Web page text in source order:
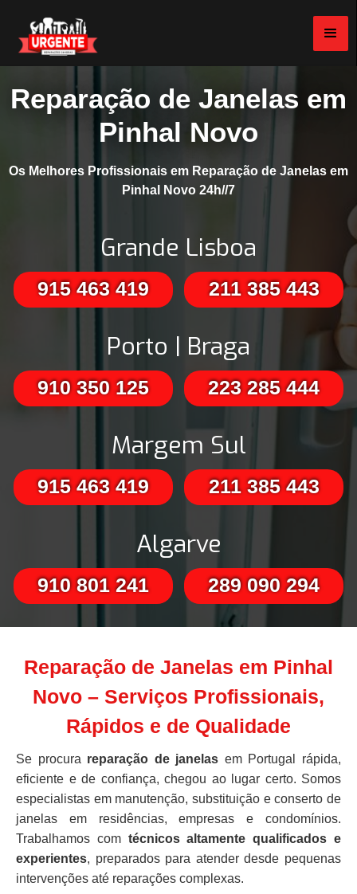
Reparação de Janelas em
Pinhal Novo
Os Melhores Profissionais em Reparação de Janelas em
Pinhal Novo 24h//7
Grande Lisboa
915 463 419 211 385 443
Porto | Braga
910 350 125 223 285 444
Margem Sul
915 463 419 211 385 443
Algarve
910 801 241 289 090 294
Reparação de Janelas em Pinhal
Novo – Serviços Profissionais,
Rápidos e de Qualidade
Se procura reparação de janelas em Portugal rápida,
eficiente e de confiança, chegou ao lugar certo. Somos
especialistas em manutenção, substituição e conserto de
janelas em residências, empresas e condomínios.
Trabalhamos com técnicos altamente qualificados e
experientes, preparados para atender desde pequenas
intervenções até reparações complexas.